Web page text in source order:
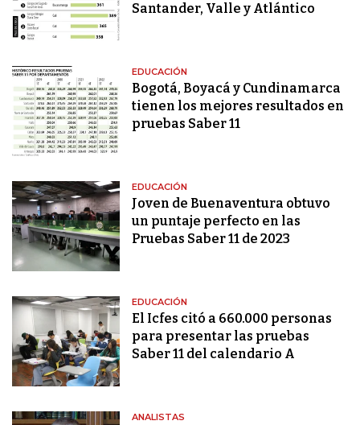
Santander, Valle y Atlántico
EDUCACIÓN
Bogotá, Boyacá y Cundinamarca
tienen los mejores resultados en
pruebas Saber 11
EDUCACIÓN
Joven de Buenaventura obtuvo
un puntaje perfecto en las
Pruebas Saber 11 de 2023
EDUCACIÓN
El Icfes citó a 660.000 personas
para presentar las pruebas
Saber 11 del calendario A
ANALISTAS